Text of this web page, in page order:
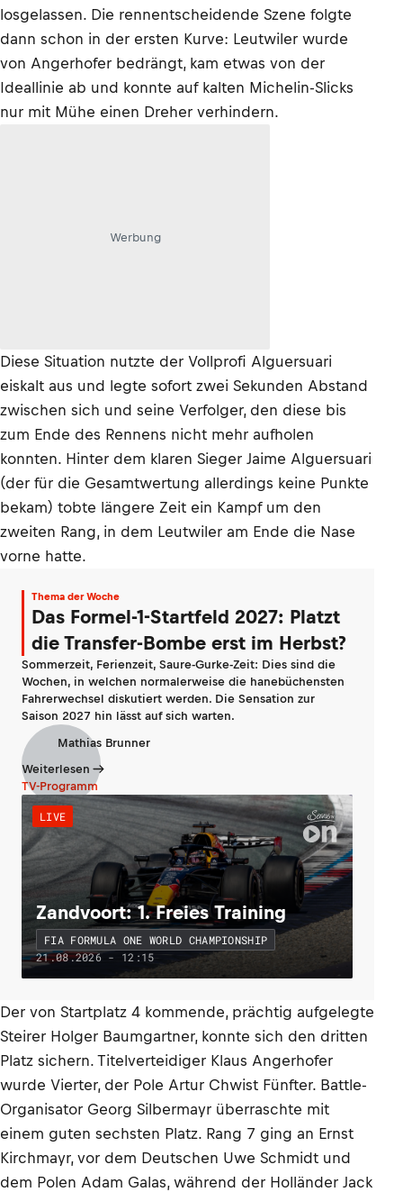
losgelassen. Die rennentscheidende Szene folgte
dann schon in der ersten Kurve: Leutwiler wurde
von Angerhofer bedrängt, kam etwas von der
Ideallinie ab und konnte auf kalten Michelin-Slicks
nur mit Mühe einen Dreher verhindern.
Werbung
Diese Situation nutzte der Vollprofi Alguersuari
eiskalt aus und legte sofort zwei Sekunden Abstand
zwischen sich und seine Verfolger, den diese bis
zum Ende des Rennens nicht mehr aufholen
konnten. Hinter dem klaren Sieger Jaime Alguersuari
(der für die Gesamtwertung allerdings keine Punkte
bekam) tobte längere Zeit ein Kampf um den
zweiten Rang, in dem Leutwiler am Ende die Nase
vorne hatte.
Thema der Woche
Das Formel-1-Startfeld 2027: Platzt
die Transfer-Bombe erst im Herbst?
Sommerzeit, Ferienzeit, Saure-Gurke-Zeit: Dies sind die
Wochen, in welchen normalerweise die hanebüchensten
Fahrerwechsel diskutiert werden. Die Sensation zur
Saison 2027 hin lässt auf sich warten.
Mathias Brunner
Weiterlesen
TV-Programm
LIVE
Zandvoort: 1. Freies Training
FIA FORMULA ONE WORLD CHAMPIONSHIP
21.08.2026 - 12:15
Der von Startplatz 4 kommende, prächtig aufgelegte
Steirer Holger Baumgartner, konnte sich den dritten
Platz sichern. Titelverteidiger Klaus Angerhofer
wurde Vierter, der Pole Artur Chwist Fünfter. Battle-
Organisator Georg Silbermayr überraschte mit
einem guten sechsten Platz. Rang 7 ging an Ernst
Kirchmayr, vor dem Deutschen Uwe Schmidt und
dem Polen Adam Galas, während der Holländer Jack